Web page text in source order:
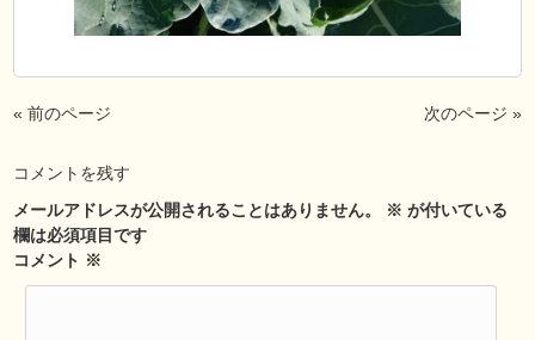
« 前のページ 次のページ »
コメントを残す
メールアドレスが公開されることはありません。
※ が付いている
欄は必須項目です
コメント ※